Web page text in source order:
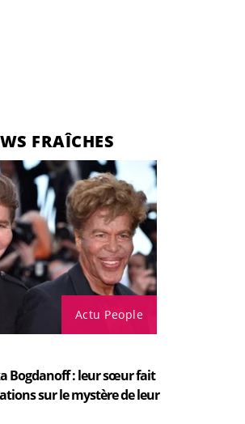
FRAÎCHES
Actu People
Bogdanoff : leur sœur fait
sur le mystère de leur